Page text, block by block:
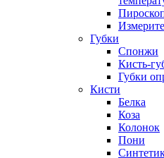
Губки
Спонжи
Кисть-
Губки
Кисти
Белка
Коза
Колонок
Пони